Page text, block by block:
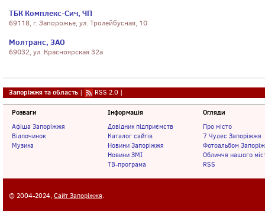
ТБК Комплекс-Сич, ЧП
69118, г. Запорожье, ул. Тролейбусная, 10
Молтранс, ЗАО
69032, ул. Красноярская 32а
Запоріжжя та область | RSS 2.0 |
Розваги
Афіша Запоріжжя
Відпочинок
Музика
Інформація
Довідник підприємств
Каталог сайтів
Новини Запоріжжя
Новини ЗМІ
ТВ-програма
Огляди
Про місто
7 Чудес Запоріжжя
Фотоальбом
Обличчя нашого
RSS
© 2004-2024, Сайт Запоріжжя.